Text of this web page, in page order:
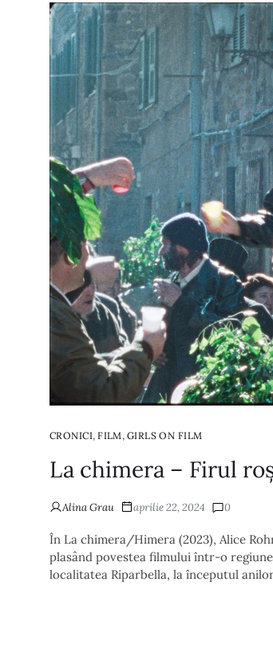
CRONICI,FILM , GIRLS ON FILM
La chimera – Firul
Alina Grau aprilie 22, 2024 0
În La chimera/Himera (2023), Alice
plasând povestea filmului într-o
localitatea Riparbella, la începutul